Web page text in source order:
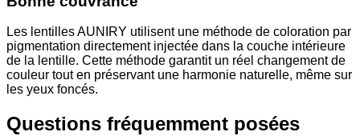
Les lentilles AUNIRY utilisent une méthode de coloration par
pigmentation directement injectée dans la couche intérieure
de la lentille. Cette méthode garantit un réel changement de
couleur tout en préservant une harmonie naturelle, même sur
les yeux foncés.
Questions fréquemment posées